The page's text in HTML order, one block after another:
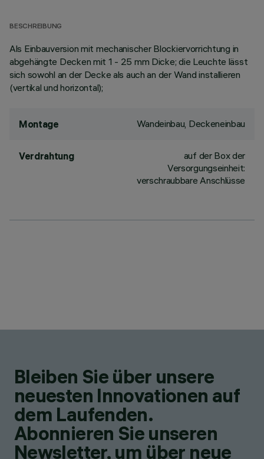
BESCHREIBUNG
Als Einbauversion mit mechanischer Blockiervorrichtung in
abgehängte Decken mit 1 - 25 mm Dicke; die Leuchte lässt
sich sowohl an der Decke als auch an der Wand installieren
(vertikal und horizontal);
Montage Wandeinbau, Deckeneinbau
Verdrahtung
auf der Box der
Versorgungseinheit:
verschraubbare Anschlüsse
Bleiben Sie über unsere
neuesten Innovationen auf
dem Laufenden.
Abonnieren Sie unseren
Newsletter, um über neue